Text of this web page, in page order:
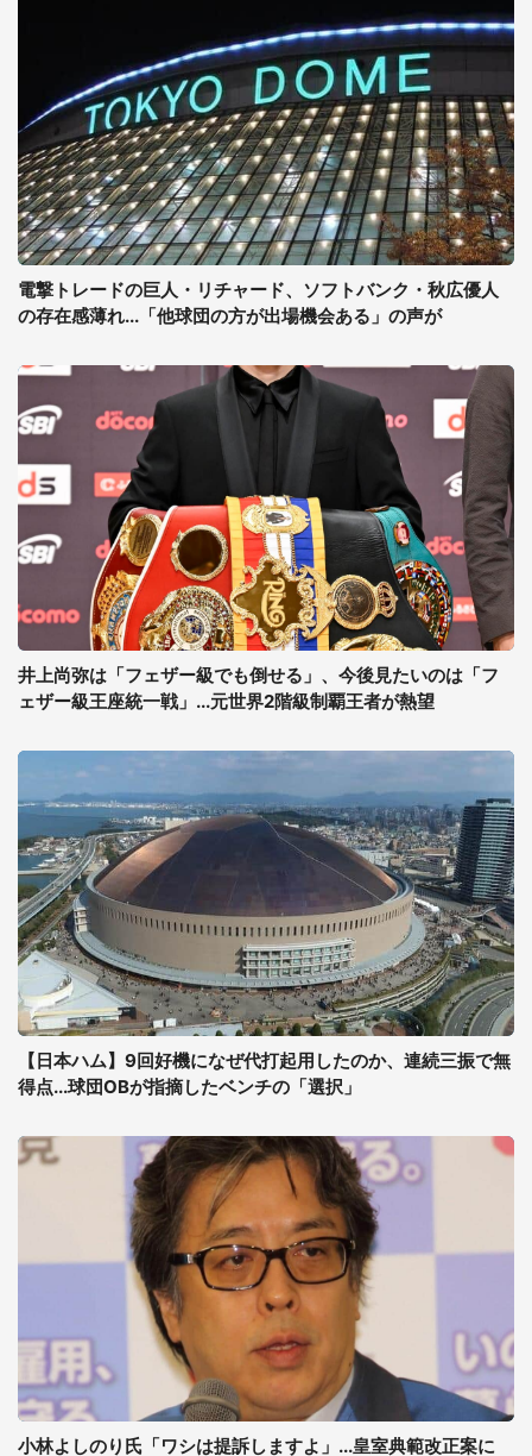
電撃トレードの巨人・リチャード、ソフトバンク・秋広優人
の存在感薄れ...「他球団の方が出場機会ある」の声が
井上尚弥は「フェザー級でも倒せる」、今後見たいのは「フ
ェザー級王座統一戦」...元世界2階級制覇王者が熱望
【日本ハム】9回好機になぜ代打起用したのか、連続三振で無
得点...球団OBが指摘したベンチの「選択」
小林よしのり氏「ワシは提訴しますよ」...皇室典範改正案に